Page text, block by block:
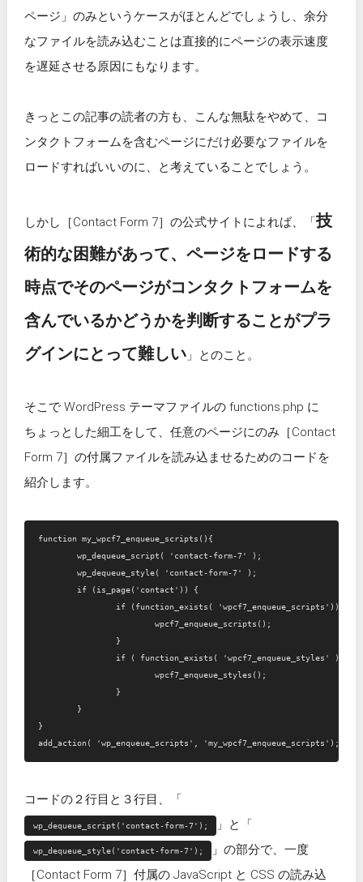
ページ」のみというケースがほとんどでしょうし、余分
なファイルを読み込むことは直接的にページの表示速度
を遅延させる原因にもなります。
きっとこの記事の読者の方も、こんな無駄をやめて、コ
ンタクトフォームを含むページにだけ必要なファイルを
ロードすればいいのに、と考えていることでしょう。
しかし［Contact Form 7］の公式サイトによれば、「技
術的な困難があって、ページをロードする
時点でそのページがコンタクトフォームを
含んでいるかどうかを判断することがプラ
グインにとって難しい 」とのこと。
そこで WordPress テーマファイルの functions.php に
ちょっとした細工をして、任意のページにのみ［Contact
Form 7］の付属ファイルを読み込ませるためのコードを
紹介します。
function my_wpcf7_enqueue_scripts(){
	wp_dequeue_script( 'contact-form-7' );
	wp_dequeue_style( 'contact-form-7' );
			wpcf7_enqueue_styles();
}
コードの２行目と３行目、「
wp_dequeue_script('contact-form-7'); 」と「
wp_dequeue_style('contact-form-7');
」の部分で、一度
［Contact Form 7］付属の JavaScript と CSS の読み込